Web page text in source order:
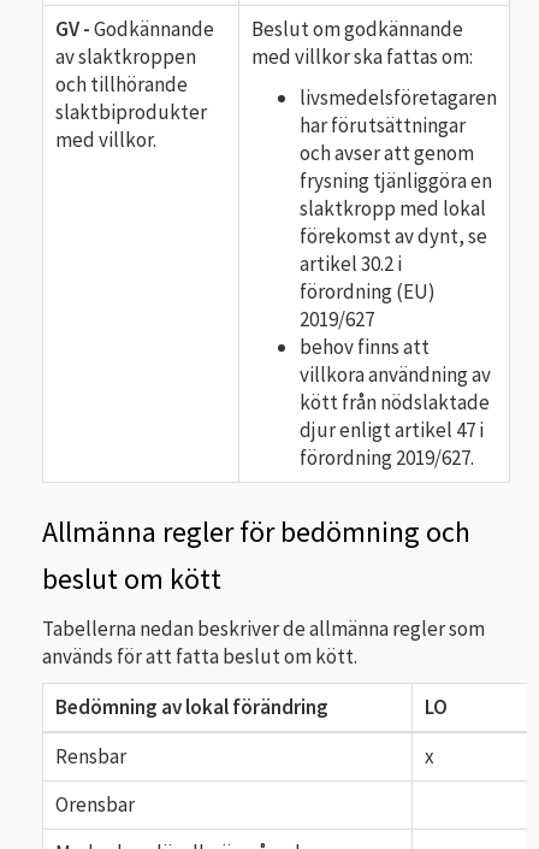
GV -Godkännande
av slaktkroppen
och tillhörande
slaktbiprodukter
med villkor.
Beslut om godkännande
med villkor ska fattas om:
livsmedelsföretagaren
har förutsättningar
och avser att genom
frysning tjänliggöra en
slaktkropp med lokal
förekomst av dynt, se
artikel 30.2 i
förordning (EU)
2019/627
behov finns att
villkora användning av
kött från nödslaktade
djur enligt artikel 47 i
förordning 2019/627.
Allmänna regler för bedömning och
beslut om kött
Tabellerna nedan beskriver de allmänna regler som
används för att fatta beslut om kött.
Bedömning avlokal förändring
LO
Rensbar
x
Orensbar